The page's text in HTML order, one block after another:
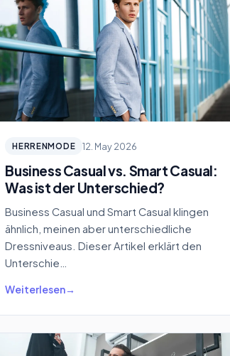
HERRENMODE 12. May 2026
Business Casual vs. Smart Casual:
Was ist der Unterschied?
Business Casual und Smart Casual klingen
ähnlich, meinen aber unterschiedliche
Dressniveaus. Dieser Artikel erklärt den
Unterschie…
Weiterlesen→